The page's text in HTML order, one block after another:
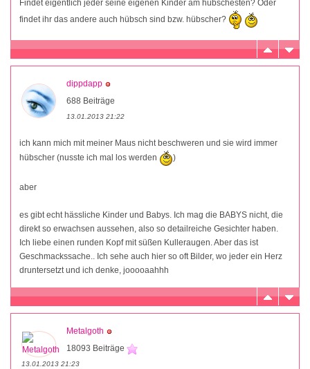
Findet eigentlich jeder seine eigenen Kinder am hübschesten? Oder
findet ihr das andere auch hübsch sind bzw. hübscher?
dippdapp
688 Beiträge
13.01.2013 21:22
ich kann mich mit meiner Maus nicht beschweren und sie wird immer
hübscher (nusste ich mal los werden
)
aber
es gibt echt hässliche Kinder und Babys. Ich mag die BABYS nicht, die
direkt so erwachsen aussehen, also so detailreiche Gesichter haben.
Ich liebe einen runden Kopf mit süßen Kulleraugen. Aber das ist
Geschmackssache.. Ich sehe auch hier so oft Bilder, wo jeder ein Herz
druntersetzt und ich denke, jooooaahhh
Metalgoth
18093 Beiträge
13.01.2013 21:23